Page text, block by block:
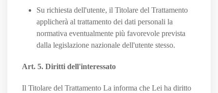
Su richiesta dell'utente, il Titolare del Trattamento
applicherà al trattamento dei dati personali la
normativa eventualmente più favorevole prevista
dalla legislazione nazionale dell'utente stesso.
Art. 5. Diritti dell'interessato
Il Titolare del Trattamento La informa che Lei ha diritto